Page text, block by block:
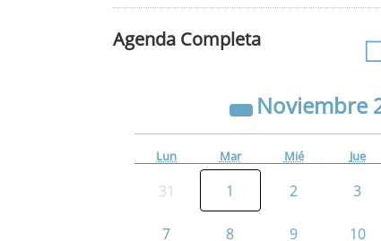
Agenda Completa
Noviembre
Lun Mar Mié Jue
31 1 2 3
7 8 9 10